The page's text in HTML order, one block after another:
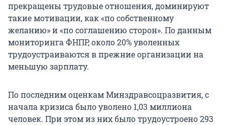
прекращены трудовые отношения, доминируют
такие мотивации, как «по собственному
желанию» и «по соглашению сторон». По данным
мониторинга ФНПР, около 20% уволенных
трудоустраиваются в прежние организации на
меньшую зарплату.
По последним оценкам Минздравсоцразвития, с
начала кризиса было уволено 1,03 миллиона
человек. При этом из них было трудоустроено 293